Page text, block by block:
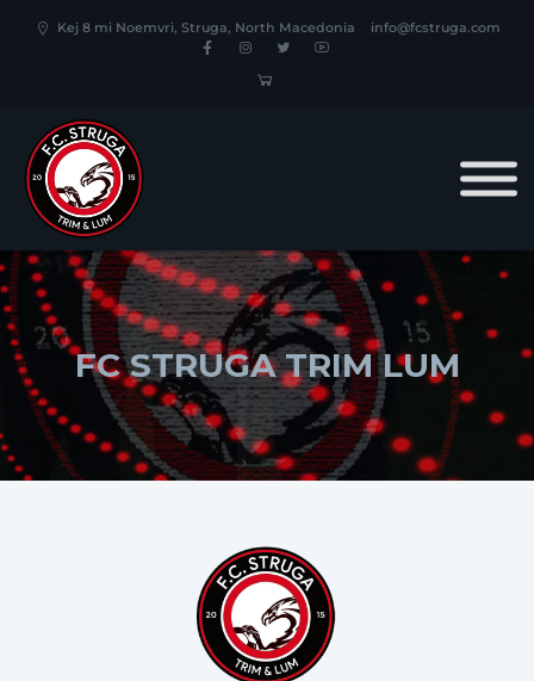
Kej 8 mi Noemvri, Struga, North Macedonia info@fcstruga.com
FC STRUGA TRIM LUM